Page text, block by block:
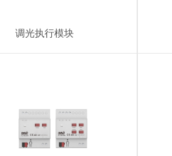
调光执行模块